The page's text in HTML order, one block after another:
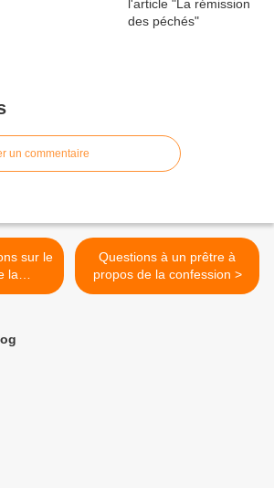
un commentaire
la
Questions à un prêtre à
propos de la confession >